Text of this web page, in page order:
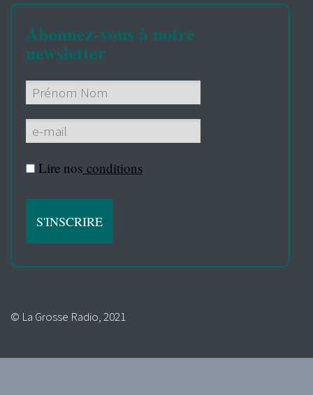
Abonnez-vous à notre
newsletter
Lire nos conditions
© La Grosse Radio, 2021